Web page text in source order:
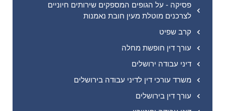
פסיקה - על הגופים המספקים שירותים חיוניים
לצרכנים מוטלת מעין חובת נאמנות
קרב שפיט
עורך דין חופשת מחלה
דיני עבודה ירושלים
משרד עורכי דין לדיני עבודה בירושלים
עורך דין בירושלים